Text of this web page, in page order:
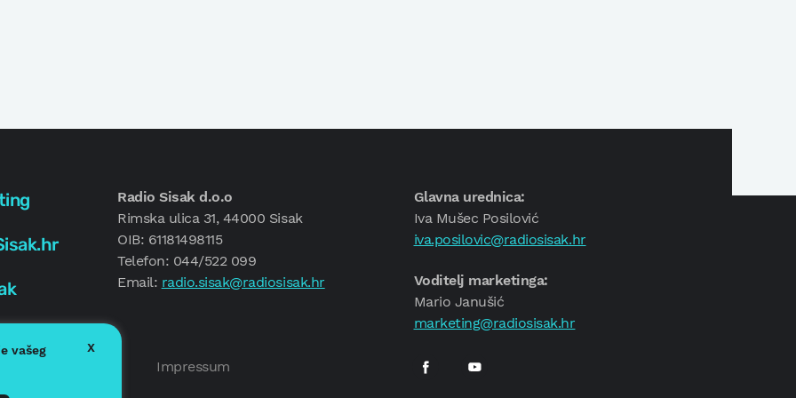
Radio Sisak d.o.o
Rimska ulica 31, 44000 Sisak
OIB: 61181498115
Telefon: 044/522 099
Email: radio.sisak@radiosisak.hr
Glavna urednica:
Iva Mušec Posilović
iva.posilovic@radiosisak.hr
Voditelj marketinga:
Mario Janušić
marketing@radiosisak.hr
Impressum
vašeg
X